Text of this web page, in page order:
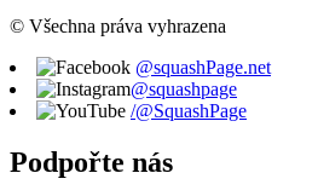
© Všechna práva vyhrazena
@squashPage.net
@squashpage
/@SquashPage
Podpořte nás